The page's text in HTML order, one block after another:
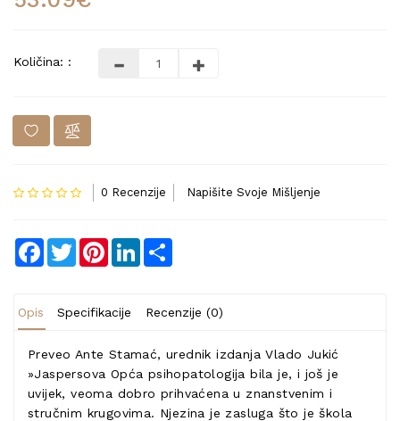
Količina: :
0 Recenzije Napišite Svoje Mišljenje
Facebook
TwitterPinterestLinkedIn
Opis Specifikacije Recenzije (0)
Preveo Ante Stamać, urednik izdanja Vlado Jukić
»Jaspersova Opća psihopatologija bila je, i još je
uvijek, veoma dobro prihvaćena u znanstvenim i
stručnim krugovima. Njezina je zasluga što je škola